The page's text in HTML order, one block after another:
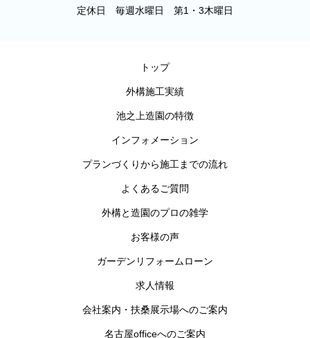
定休日 毎週水曜日 第1・3木曜日
トップ
外構施工実績
池之上造園の特徴
インフォメーション
プランづくりから施工までの流れ
よくあるご質問
外構と造園のプロの雑学
お客様の声
ガーデンリフォームローン
求人情報
会社案内・扶桑展示場へのご案内
名古屋officeへのご案内